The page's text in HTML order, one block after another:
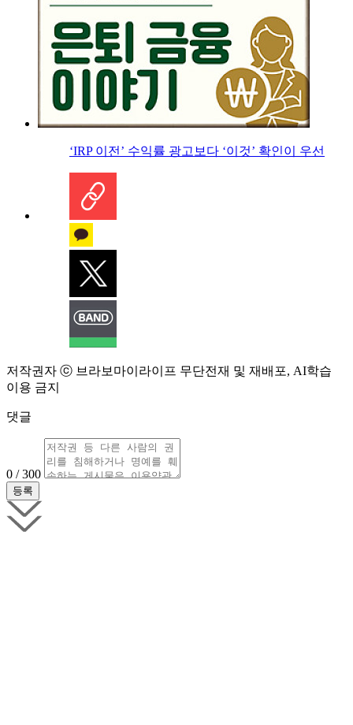
‘IRP 이전’ 수익률 광고보다 ‘이것’ 확인이 우선
저작권자 ⓒ 브라보마이라이프 무단전재 및 재배포, AI학습
이용 금지
댓글
0 / 300